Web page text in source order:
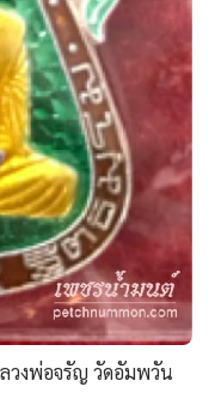
วงพ่อจรัญ วัดอัมพวัน